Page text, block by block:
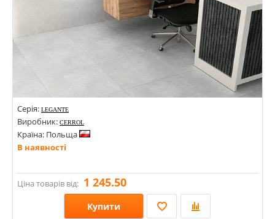
Серія: LEGANTE
Виробник: CERROL
Країна: Польща
В наявності
Ціна товарів від: 1 245.50
Купити